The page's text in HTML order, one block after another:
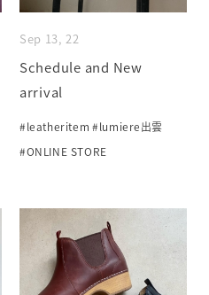
Sep 13, 22
Schedule and New
arrival
#leatheritem #lumiere出雲
#ONLINE STORE